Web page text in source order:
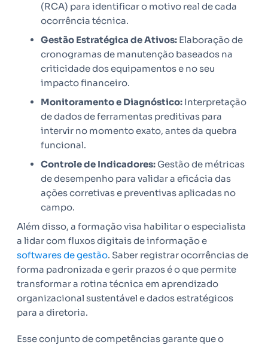
(RCA) para identificar o motivo real de cada
ocorrência técnica.
Gestão Estratégica de Ativos: Elaboração de
cronogramas de manutenção baseados na
criticidade dos equipamentos e no seu
impacto financeiro.
Monitoramento e Diagnóstico: Interpretação
de dados de ferramentas preditivas para
intervir no momento exato, antes da quebra
funcional.
Controle de Indicadores:Gestão de métricas
de desempenho para validar a eficácia das
ações corretivas e preventivas aplicadas no
campo.
Além disso, a formação visa habilitar o especialista
a lidar com fluxos digitais de informação e
softwares de gestão. Saber registrar ocorrências de
forma padronizada e gerir prazos é o que permite
transformar a rotina técnica em aprendizado
organizacional sustentável e dados estratégicos
para a diretoria.
Esse conjunto de competências garante que o